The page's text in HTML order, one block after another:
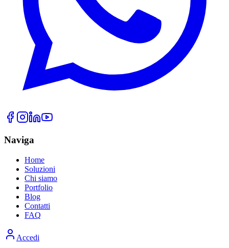
Naviga
Home
Soluzioni
Chi siamo
Portfolio
Blog
Contatti
FAQ
Accedi